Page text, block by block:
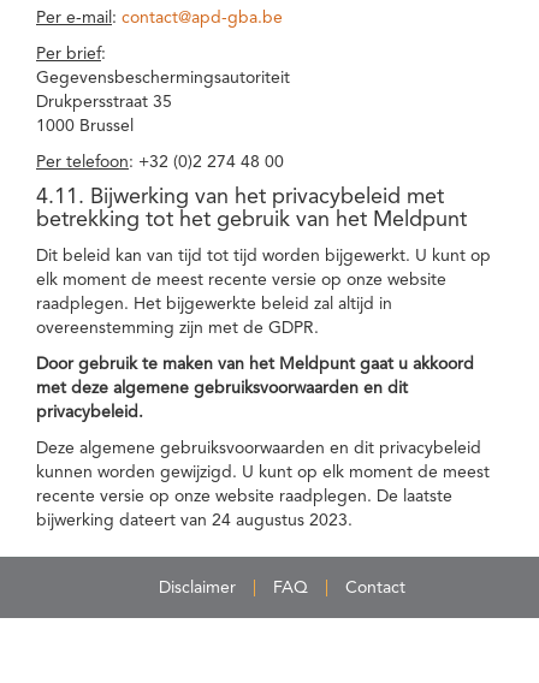
Per e-mail : contact@apd-gba.be
Per brief:
Gegevensbeschermingsautoriteit
Drukpersstraat 35
1000 Brussel
Per telefoon: +32 (0)2 274 48 00
4.11. Bijwerking van het privacybeleid met
betrekking tot het gebruik van het Meldpunt
Dit beleid kan van tijd tot tijd worden bijgewerkt. U kunt op
elk moment de meest recente versie op onze website
raadplegen. Het bijgewerkte beleid zal altijd in
overeenstemming zijn met de GDPR.
Door gebruik te maken van het Meldpunt gaat u akkoord
met deze algemene gebruiksvoorwaarden en dit
privacybeleid.
Deze algemene gebruiksvoorwaarden en dit privacybeleid
kunnen worden gewijzigd. U kunt op elk moment de meest
recente versie op onze website raadplegen. De laatste
bijwerking dateert van 24 augustus 2023.
Disclaimer FAQ Contact